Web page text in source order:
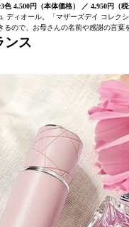
色 4,500円（本体価格） ／ 4,950円（税
ィオール。「マザーズデイ コレク
るので、お母さんの名前や感謝の言葉
ンス